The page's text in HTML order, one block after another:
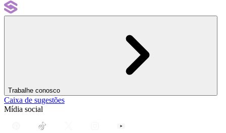
Trabalhe conosco
Caixa de sugestões
Mídia social